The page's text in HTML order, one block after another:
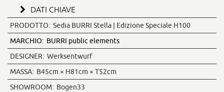
DATI CHIAVE
PRODOTTO: Sedia BURRI Stella | Edizione Speciale H100
MARCHIO: BURRI public elements
DESIGNER: Werksentwurf
MASSA: B45cm × H81cm × T52cm
SHOWROOM: Bogen33